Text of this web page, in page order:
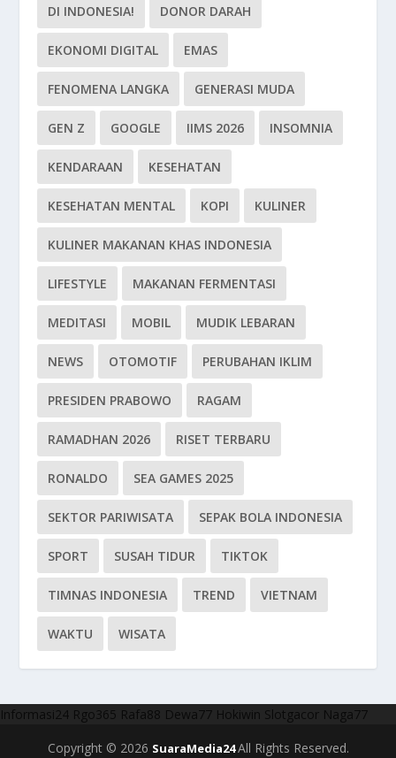
DI INDONESIA! DONOR DARAH
EKONOMI DIGITAL EMAS
FENOMENA LANGKA GENERASI MUDA
GEN Z GOOGLE IIMS 2026 INSOMNIA
KENDARAAN KESEHATAN
KESEHATAN MENTAL KOPI KULINER
KULINER MAKANAN KHAS INDONESIA
LIFESTYLE MAKANAN FERMENTASI
MEDITASI MOBIL MUDIK LEBARAN
NEWS OTOMOTIF PERUBAHAN IKLIM
PRESIDEN PRABOWO RAGAM
RAMADHAN 2026 RISET TERBARU
RONALDO SEA GAMES 2025
SEKTOR PARIWISATA SEPAK BOLA INDONESIA
SPORT SUSAH TIDUR TIKTOK
TIMNAS INDONESIA TREND VIETNAM
WAKTU WISATA
Informasi24 Rgo365 Rafa88 Dewa77 Hokiwin Slotgacor Naga77
Copyright © 2026 SuaraMedia24All Rights Reserved.